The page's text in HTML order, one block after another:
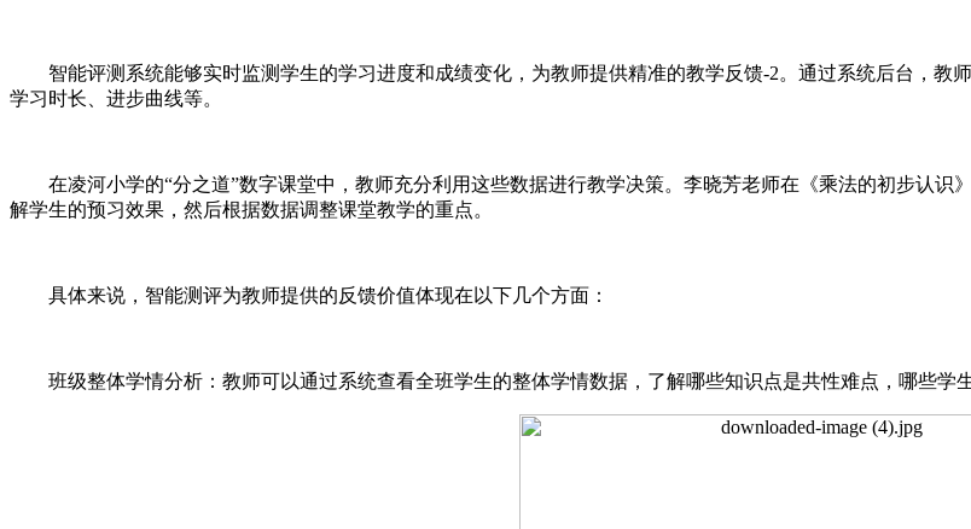
智能评测系统能够实时监测学生的学习进度和成绩变化，为教师提供精准的教学反馈-2。通过系统后台，教
学习时长、进步曲线等。
在凌河小学的“分之道”数字课堂中，教师充分利用这些数据进行教学决策。李晓芳老师在《乘法的初步认
解学生的预习效果，然后根据数据调整课堂教学的重点。
具体来说，智能测评为教师提供的反馈价值体现在以下几个方面：
班级整体学情分析：教师可以通过系统查看全班学生的整体学情数据，了解哪些知识点是共性难点，哪些学